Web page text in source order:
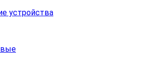
устройства